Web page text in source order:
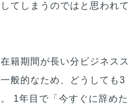
てしまうのではと思われて
籍期間が長い分ビジネスス
般的なため、どうしても3
1年目で「今すぐに辞めた